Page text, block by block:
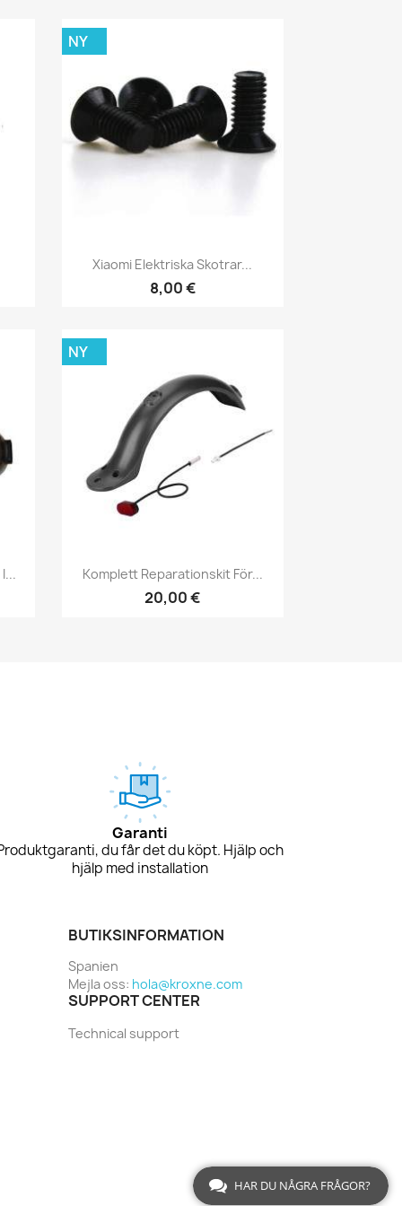
Snabbvy
Xiaomi Elektriska Skotrar...
8,00 €
NY
Snabbvy
Komplett Reparationskit För...
20,00 €
NY
Garanti
du får det du köpt. Hjälp och
hjälp med installation
BUTIKSINFORMATION
Spanien
Mejla oss: hola@kroxne.com
SUPPORT CENTER
Technical support
HAR DU NÅGRA FRÅGOR?